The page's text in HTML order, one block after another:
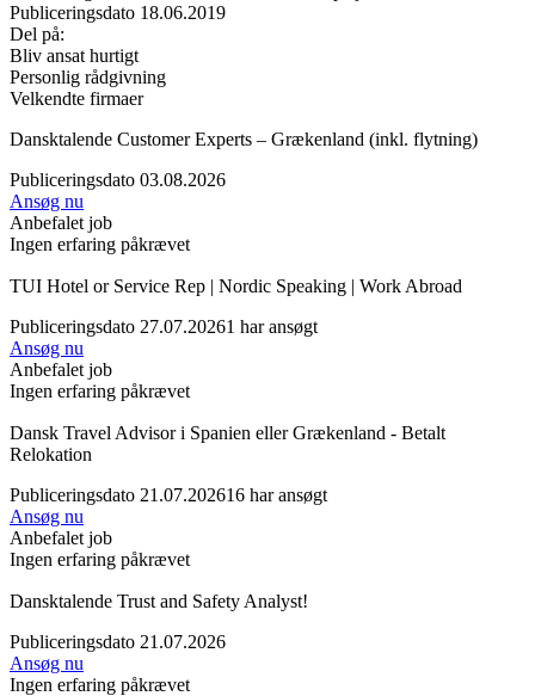
Publiceringsdato 18.06.2019
Del på:
Bliv ansat hurtigt
Personlig rådgivning
Velkendte firmaer
Dansktalende Customer Experts – Grækenland (inkl. flytning)
Publiceringsdato 03.08.2026
Ansøg nu
Anbefalet job
Ingen erfaring påkrævet
TUI Hotel or Service Rep | Nordic Speaking | Work Abroad
Publiceringsdato 27.07.20261 har ansøgt
Ansøg nu
Anbefalet job
Ingen erfaring påkrævet
Dansk Travel Advisor i Spanien eller Grækenland - Betalt
Relokation
Publiceringsdato 21.07.202616 har ansøgt
Ansøg nu
Anbefalet job
Ingen erfaring påkrævet
Dansktalende Trust and Safety Analyst!
Publiceringsdato 21.07.2026
Ansøg nu
Ingen erfaring påkrævet